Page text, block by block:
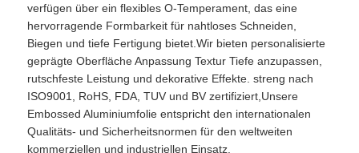
verfügen über ein flexibles O-Temperament, das eine
hervorragende Formbarkeit für nahtloses Schneiden,
Biegen und tiefe Fertigung bietet.Wir bieten personalisierte
geprägte Oberfläche Anpassung Textur Tiefe anzupassen,
rutschfeste Leistung und dekorative Effekte. streng nach
ISO9001, RoHS, FDA, TUV und BV zertifiziert,Unsere
Embossed Aluminiumfolie entspricht den internationalen
Qualitäts- und Sicherheitsnormen für den weltweiten
kommerziellen und industriellen Einsatz.